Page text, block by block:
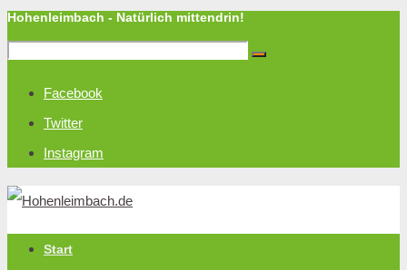
Hohenleimbach - Natürlich mittendrin!
Facebook
Twitter
Instagram
Start